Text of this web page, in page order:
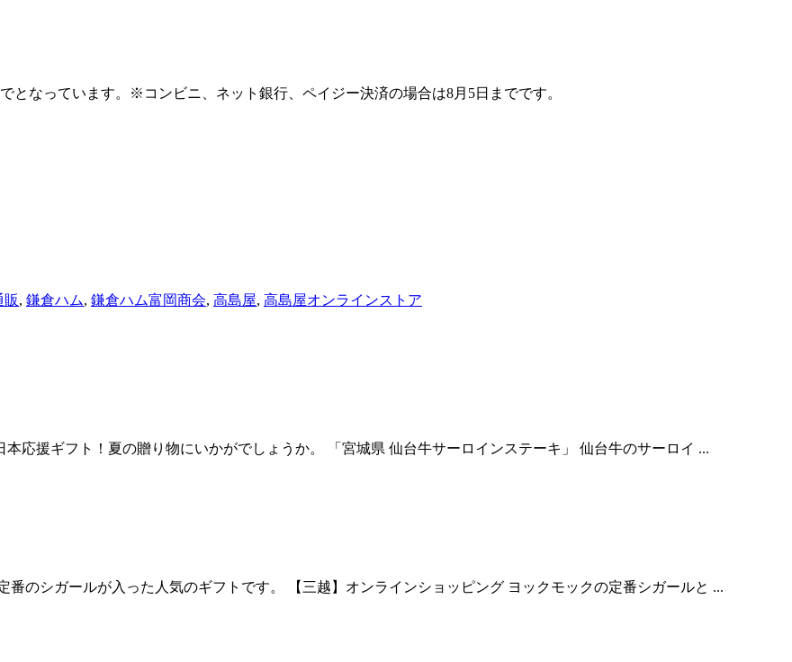
となっています。※コンビニ、ネット銀行、ペイジー決済の場合は8月5日までです。
販, 鎌倉ハム, 鎌倉ハム富岡商会, 高島屋, 高島屋オンラインストア
本応援ギフト！夏の贈り物にいかがでしょうか。 「宮城県 仙台牛サーロインステーキ」 仙台牛のサーロイ ...
のシガールが入った人気のギフトです。 【三越】オンラインショッピング ヨックモックの定番シガールと ...